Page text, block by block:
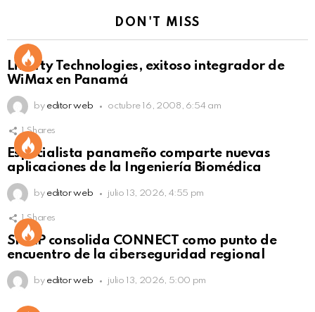
DON'T MISS
Liberty Technologies, exitoso integrador de
WiMax en Panamá
by editor web octubre 16, 2008, 6:54 am
Not Safe For Work
Click to view this post
1 Shares
Especialista panameño comparte nuevas
aplicaciones de la Ingeniería Biomédica
by editor web julio 13, 2026, 4:55 pm
Not Safe For Work
Click to view this post
1 Shares
SISAP consolida CONNECT como punto de
encuentro de la ciberseguridad regional
by editor web julio 13, 2026, 5:00 pm